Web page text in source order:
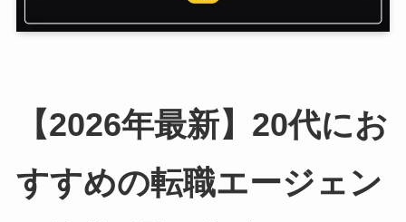
【2026年最新】20代にお
すすめの転職エージェン